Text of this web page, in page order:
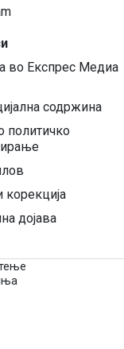
во Експрес Медиа
содржина
политичко
корекција
дојава